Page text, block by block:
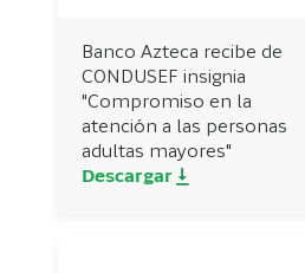
Banco Azteca recibe de
CONDUSEF insignia
"Compromiso en la
atención a las personas
adultas mayores"
Descargar